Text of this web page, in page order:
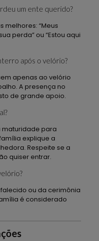
um ente querido?
melhores: “Meus
perda” ou “Estou aqui
após o velório?
apenas ao velório
A presença no
de grande apoio.
maturidade para
explique a
Respeite se a
quiser entrar.
ou da cerimônia
é considerado